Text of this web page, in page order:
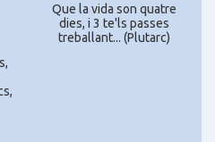
Que la vida son quatre
dies, i 3 te'ls passes
treballant... (Plutarc)